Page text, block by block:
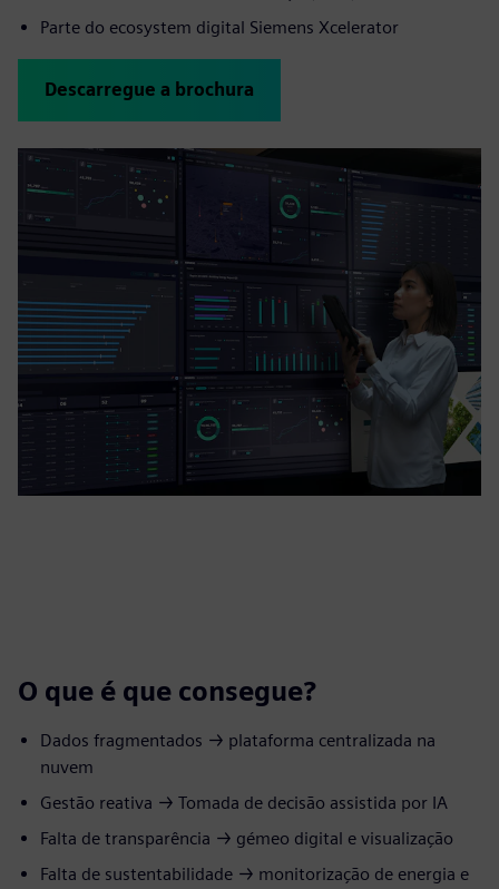
Parte do ecosystem digital Siemens Xcelerator
Descarregue a brochura
O que é que consegue?
Dados fragmentados → plataforma centralizada na
nuvem
Gestão reativa → Tomada de decisão assistida por IA
Falta de transparência → gémeo digital e visualização
Falta de sustentabilidade → monitorização de energia e